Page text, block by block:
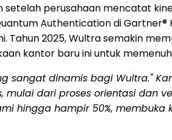
setelah perusahaan mencatat
Authentication di
Tahun 2025, Wultra semakin
kantor baru ini untuk
sangat dinamis bagi Wultra."
dari proses orientasi dan
hingga hampir 50%,